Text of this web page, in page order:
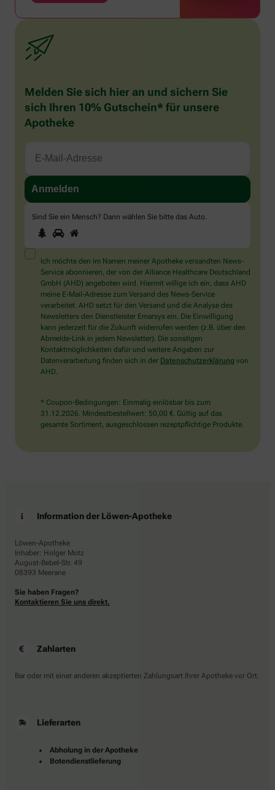
Melden Sie sich hier an und sichern Sie
sich Ihren 10% Gutschein* für unsere
Apotheke
Sind Sie ein Mensch? Dann wählen Sie bitte das Auto
Sind
Sie
ein
Mensch?
Dann
wählen
Sie
bitte
das
Auto.
1 2
Ich möchte den im Namen meiner Apotheke versandten News-
Service abonnieren, der von der Alliance Healthcare Deutschland
GmbH (AHD) angeboten wird. Hiermit willige ich ein, dass AHD
meine E-Mail-Adresse zum Versand des News-Service
verarbeitet. AHD setzt für den Versand und die Analyse des
Newsletters den Dienstleister Emarsys ein. Die Einwilligung
kann jederzeit für die Zukunft widerrufen werden (z.B. über den
Abmelde-Link in jedem Newsletter). Die sonstigen
Kontaktmöglichkeiten dafür und weitere Angaben zur
Datenverarbeitung finden sich in der Datenschutzerklärung von
AHD.
* Coupon-Bedingungen: Einmalig einlösbar bis zum
31.12.2026. Mindestbestellwert: 50,00 €. Gültig auf das
gesamte Sortiment, ausgeschlossen rezeptpflichtige Produkte.
Information der Löwen-Apotheke
Löwen-Apotheke
Inhaber: Holger Motz
August-Bebel-Str. 49
08393 Meerane
Sie haben Fragen?
Kontaktieren Sie uns direkt.
Zahlarten
Bar oder mit einer anderen akzeptierten Zahlungsart Ihrer Apotheke vor Ort.
Lieferarten
Abholung in der Apotheke
Botendienstlieferung